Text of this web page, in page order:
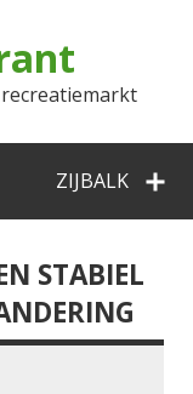
ZIJBALK
STABIEL